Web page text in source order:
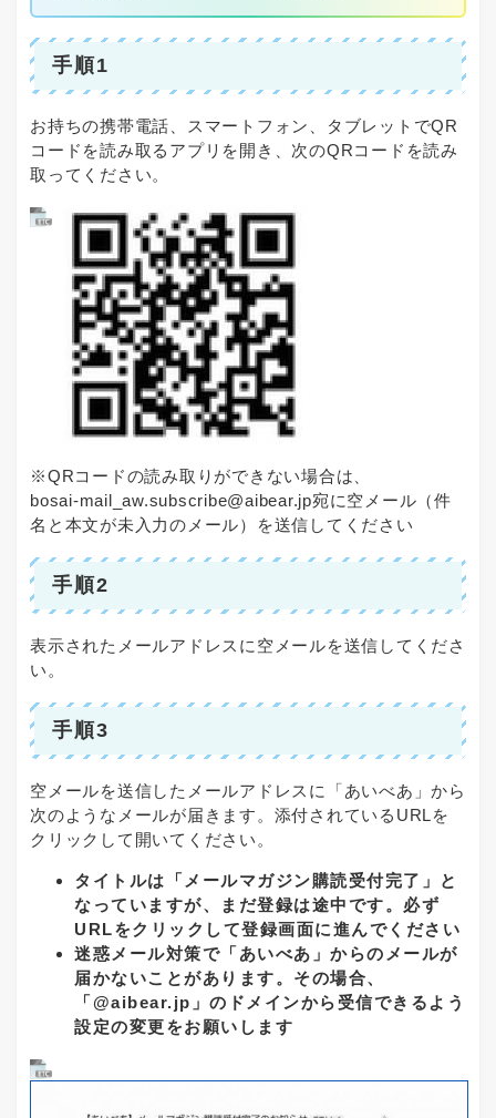
手順1
お持ちの携帯電話、スマートフォン、タブレットでQR
コードを読み取るアプリを開き、次のQRコードを読み
取ってください。
※QRコードの読み取りができない場合は、
bosai-mail_aw.subscribe@aibear.jp宛に空メール（件
名と本文が未入力のメール）を送信してください
手順2
表示されたメールアドレスに空メールを送信してくださ
い。
手順3
空メールを送信したメールアドレスに「あいべあ」から
次のようなメールが届きます。添付されているURLを
クリックして開いてください。
タイトルは「メールマガジン購読受付完了」と
なっていますが、まだ登録は途中です。必ず
URLをクリックして登録画面に進んでください
迷惑メール対策で「あいべあ」からのメールが
届かないことがあります。その場合、
「@aibear.jp」のドメインから受信できるよう
設定の変更をお願いします